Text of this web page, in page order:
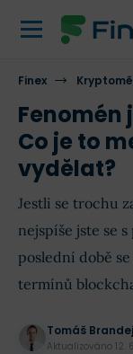
Finex
Fenomén
Co je to
vydělat?
Jestli se trochu
nejspíše jste se
poslední době
termínů
Tomáš
Aktualizováno 12.